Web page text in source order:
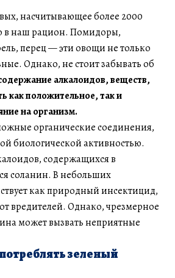
насчитывающее более 2000
в наш рацион. Помидоры,
перец — эти овощи не только
Однако, не стоит забывать об
алкалоидов, веществ,
как положительное, так и
на организм.
органические соединения,
биологической активностью.
содержащихся в
соланин. В небольших
как природный инсектицид,
вредителей. Однако, чрезмерное
может вызвать неприятные
зеленый